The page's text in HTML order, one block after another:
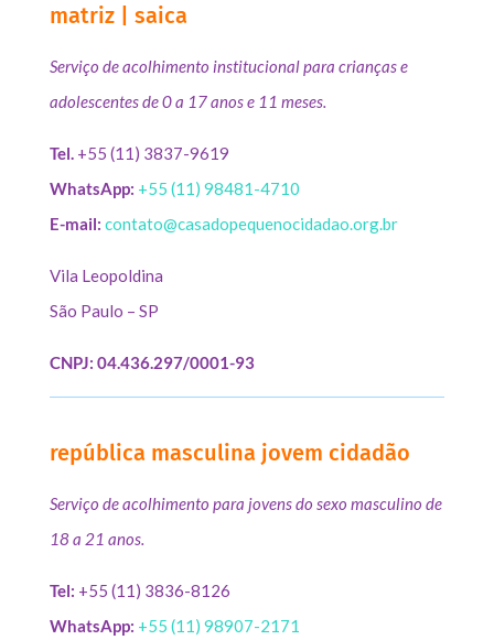
matriz | saica
Serviço de acolhimento institucional para crianças e
adolescentes de 0 a 17 anos e 11 meses.
Tel.+55 (11) 3837-9619
WhatsApp: +55 (11) 98481-4710
E-mail: contato@casadopequenocidadao.org.br
Vila Leopoldina
São Paulo – SP
CNPJ: 04.436.297/0001-93
república masculina jovem cidadão
Serviço de acolhimento para jovens do sexo masculino de
18 a 21 anos.
Tel: +55 (11) 3836-8126
WhatsApp: +55 (11) 98907-2171